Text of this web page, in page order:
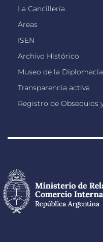
La Cancillería
Áreas
ISEN
Archivo Histórico
Museo de la Diplomacia
Transparencia activa
Registro de Obsequios